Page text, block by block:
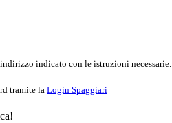
indicato con le istruzioni necessarie.
tramite la Login Spaggiari